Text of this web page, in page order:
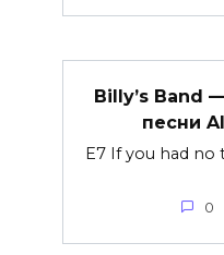
Billy’s Band
песни
E7 If you had no
0